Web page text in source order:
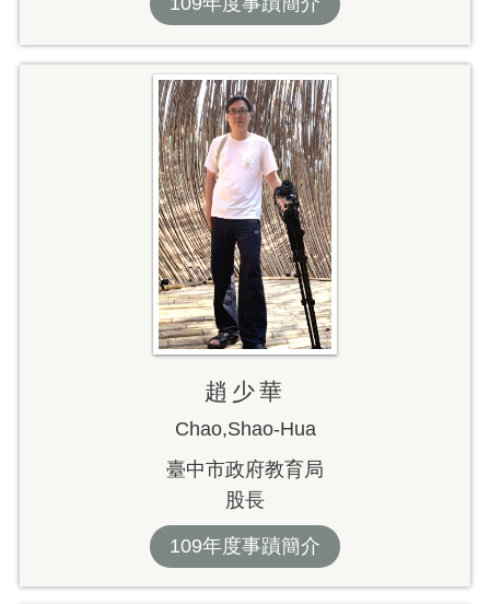
趙少華
Chao,Shao-Hua
臺中市政府教育局
股長
109年度事蹟簡介